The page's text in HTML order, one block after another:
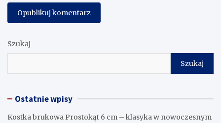
Szukaj
Szukaj
Ostatnie wpisy
Kostka brukowa Prostokąt 6 cm – klasyka w nowoczesnym